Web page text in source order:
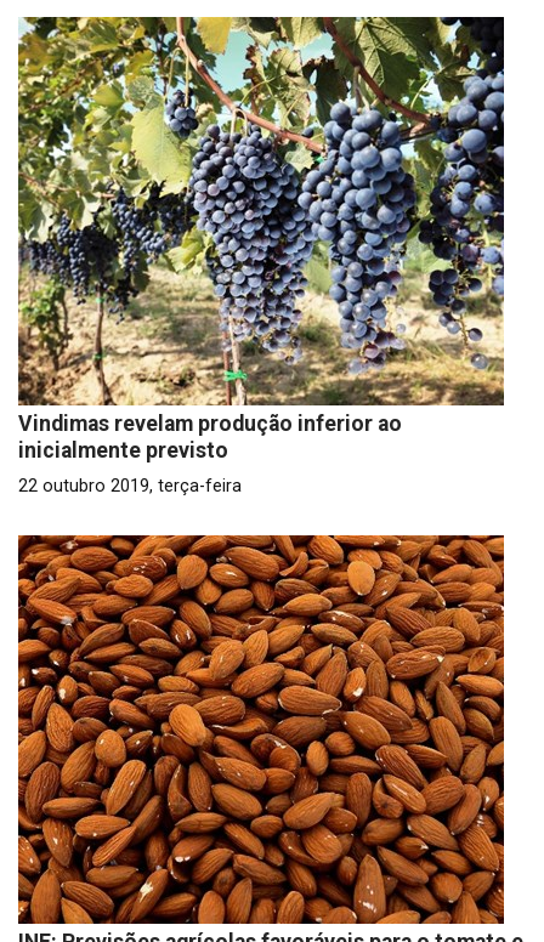
Vindimas revelam produção inferior ao
inicialmente previsto
22 outubro 2019, terça-feira